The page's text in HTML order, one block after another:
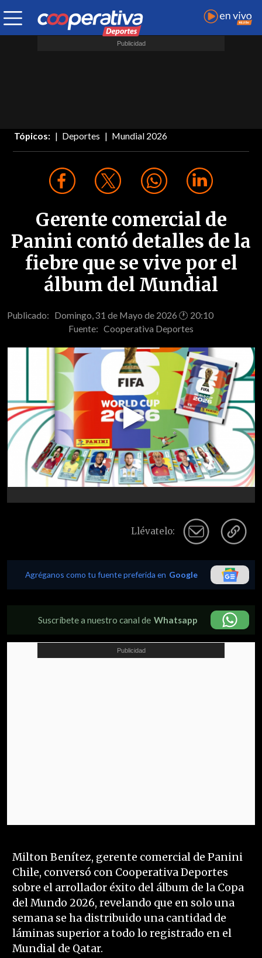
Tópicos: Deportes Mundial 2026
Gerente comercial de
Panini contó detalles de la
fiebre que se vive por el
álbum del Mundial
Publicado: Domingo, 31 de Mayo de 2026 🕐 20:10
Fuente: Cooperativa Deportes
Play
Video
Llévatelo:
Agréganos como tu fuente preferida en Google
Suscríbete a nuestro canal de Whatsapp
Milton Benítez, gerente comercial de Panini
Chile, conversó con Cooperativa Deportes
sobre el arrollador éxito del álbum de la Copa
del Mundo 2026, revelando que en solo una
semana se ha distribuido una cantidad de
láminas superior a todo lo registrado en el
Mundial de Qatar.